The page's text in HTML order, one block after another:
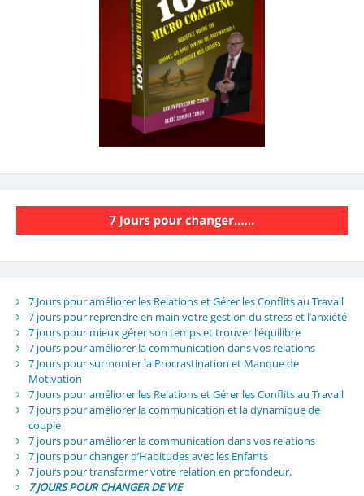
7 Jours pour améliorer les Relations et Gérer les Conflits au Travail
7 jours pour reprendre en main votre gestion du stress et l’anxiété
7 jours pour mieux gérer son temps et trouver l’équilibre
7 jours pour améliorer la communication dans vos relations
7 Jours pour surmonter la Procrastination et Manque de
Motivation
7 Jours pour améliorer les Relations et Gérer les Conflits au Travail
7 jours pour améliorer la communication et la dynamique de
couple
7 jours pour améliorer la communication dans vos relations
7 jours pour changer d’Habitudes avec les Enfants
7 jours pour transformer votre relation en profondeur.
7 JOURS POUR CHANGER DE VIE